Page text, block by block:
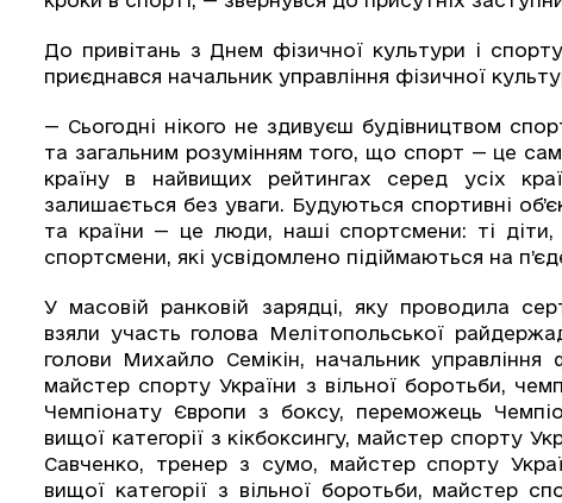
До привітань з Днем фізичної культури і
приєднався начальник управління фізичної
— Сьогодні нікого не здивуєш будівництвом
та загальним розумінням того, що спорт — це
країну в найвищих рейтингах серед усіх
залишається без уваги. Будуються спортивні
та країни — це люди, наші спортсмени: ті діти,
спортсмени, які усвідомлено підіймаються на
У масовій ранковій зарядці, яку проводила
взяли участь голова Мелітопольської
голови Михайло Семікін, начальник
майстер спорту України з вільної боротьби,
Чемпіонату Європи з боксу, переможець
вищої категорії з кікбоксингу, майстер спорту
Савченко, тренер з сумо, майстер спорту
вищої категорії з вільної боротьби, майстер